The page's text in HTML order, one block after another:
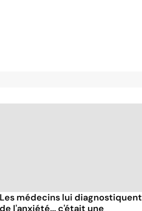
Les médecins lui diagnostiquent